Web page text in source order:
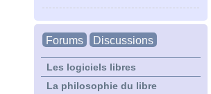
Forums Discussions
Les logiciels libres
La philosophie du libre